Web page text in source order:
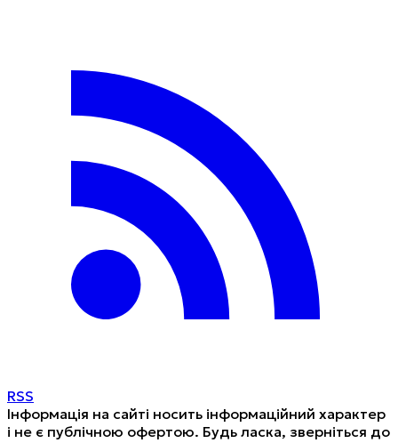
RSS
Інформація на сайті носить інформаційний характер
і не є публічною офертою. Будь ласка, зверніться до